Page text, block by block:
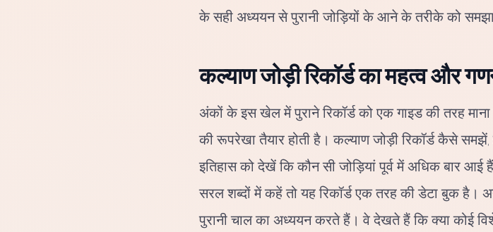
के सही अध्ययन से पुरानी जोड़ियों के आने के तरीके को
कल्याण जोड़ी रिकॉर्ड का महत्व और
अंकों के इस खेल में पुराने रिकॉर्ड को एक गाइड की तरह
की रूपरेखा तैयार होती है। कल्याण जोड़ी रिकॉर्ड कैसे
इतिहास को देखें कि कौन सी जोड़ियां पूर्व में अधिक बार
सरल शब्दों में कहें तो यह रिकॉर्ड एक तरह की डेटा बुक है।
पुरानी चाल का अध्ययन करते हैं। वे देखते हैं कि क्या कोई